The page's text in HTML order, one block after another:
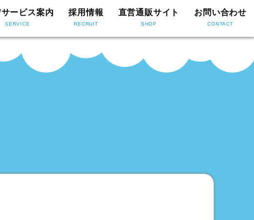
ービス案内
SERVICE
採用情報
RECRUIT
直営通販サイト
SHOP
お問い合わせ
CONTACT